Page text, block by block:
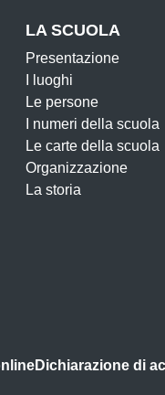
LA SCUOLA
Presentazione
I luoghi
Le persone
I numeri della scuola
Le carte della scuola
Organizzazione
La storia
Dichiarazione di